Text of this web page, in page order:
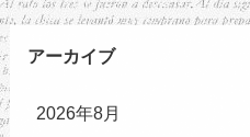
アーカイブ
2026年8月